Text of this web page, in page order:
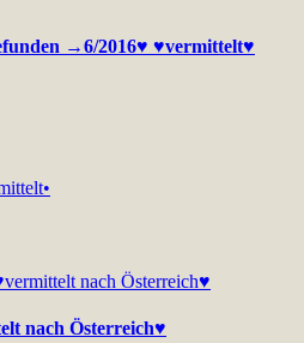
→6/2016♥ ♥vermittelt♥
nach Österreich♥